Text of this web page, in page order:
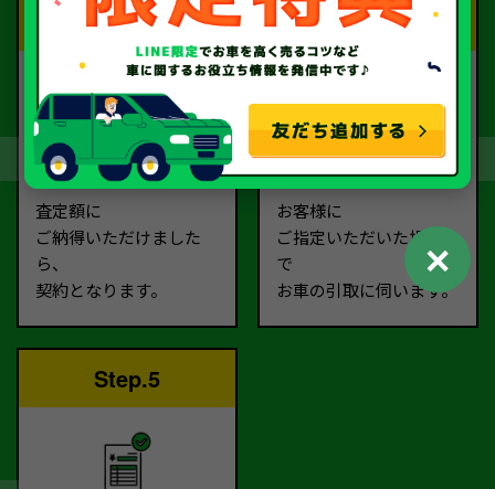
Step.3
契約
査定額に
ご納得いただけました
ら、
契約となります。
Step.4
お引取り
お客様に
ご指定いただいた場所ま
で
お車の引取に伺います。
Step.5
✕